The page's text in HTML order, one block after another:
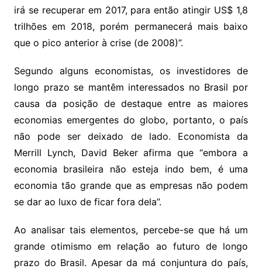
irá se recuperar em 2017, para então atingir US$ 1,8
trilhões em 2018, porém permanecerá mais baixo
que o pico anterior à crise (de 2008)”.
Segundo alguns economistas, os investidores de
longo prazo se mantêm interessados no Brasil por
causa da posição de destaque entre as maiores
economias emergentes do globo, portanto, o país
não pode ser deixado de lado. Economista da
Merrill Lynch, David Beker afirma que “embora a
economia brasileira não esteja indo bem, é uma
economia tão grande que as empresas não podem
se dar ao luxo de ficar fora dela”.
Ao analisar tais elementos, percebe-se que há um
grande otimismo em relação ao futuro de longo
prazo do Brasil. Apesar da má conjuntura do país,